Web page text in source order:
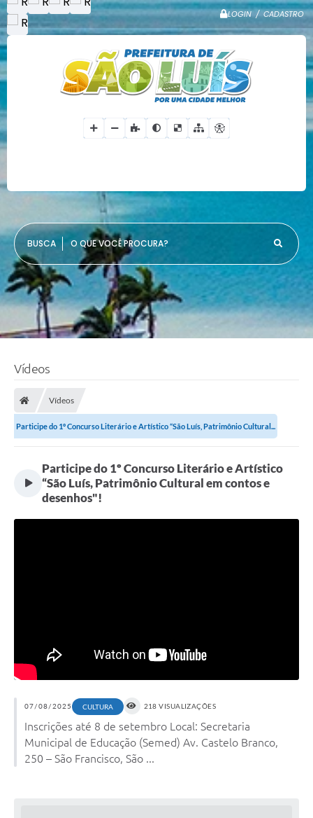
LOGIN / CADASTRO
O QUE VOCÊ PROCURA?
Vídeos
Vídeos
Participe do 1º Concurso Literário e Artístico “São Luís, Patrimônio Cultural...
Participe do 1º Concurso Literário e Artístico
“São Luís, Patrimônio Cultural em contos e
desenhos"!
07/08/2025 CULTURA 218 VISUALIZAÇÕES
Inscrições até 8 de setembro Local: Secretaria
Municipal de Educação (Semed) Av. Castelo Branco,
250 – São Francisco, São ...